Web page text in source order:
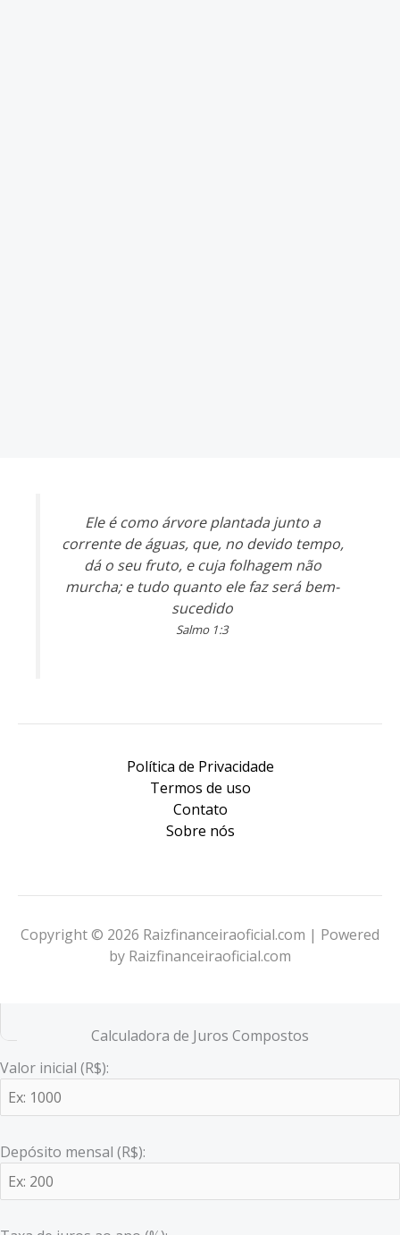
Ele é como árvore plantada junto a
corrente de águas, que, no devido tempo,
dá o seu fruto, e cuja folhagem não
murcha; e tudo quanto ele faz será bem-
sucedido
Salmo 1:3
Política de Privacidade
Termos de uso
Contato
Sobre nós
Copyright © 2026 Raizfinanceiraoficial.com | Powered
by Raizfinanceiraoficial.com
Calculadora de Juros Compostos
Valor inicial (R$):
Depósito mensal (R$):